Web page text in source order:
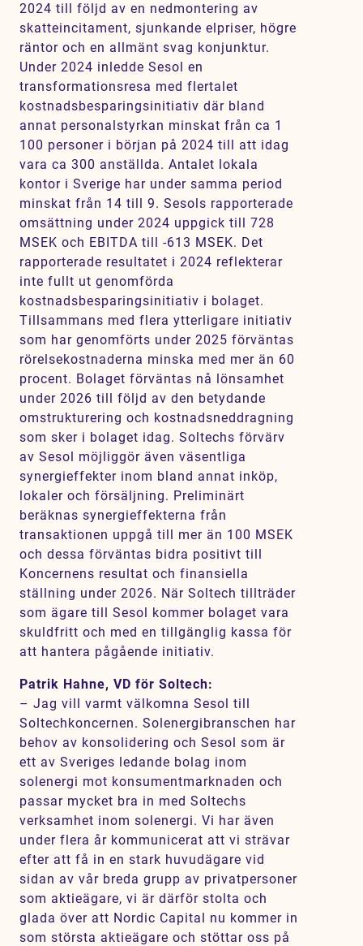
2024 till följd av en nedmontering av
skatteincitament, sjunkande elpriser, högre
räntor och en allmänt svag konjunktur.
Under 2024 inledde Sesol en
transformationsresa med flertalet
kostnadsbesparingsinitiativ där bland
annat personalstyrkan minskat från ca 1
100 personer i början på 2024 till att idag
vara ca 300 anställda. Antalet lokala
kontor i Sverige har under samma period
minskat från 14 till 9. Sesols rapporterade
omsättning under 2024 uppgick till 728
MSEK och EBITDA till -613 MSEK. Det
rapporterade resultatet i 2024 reflekterar
inte fullt ut genomförda
kostnadsbesparingsinitiativ i bolaget.
Tillsammans med flera ytterligare initiativ
som har genomförts under 2025 förväntas
rörelsekostnaderna minska med mer än 60
procent. Bolaget förväntas nå lönsamhet
under 2026 till följd av den betydande
omstrukturering och kostnadsneddragning
som sker i bolaget idag. Soltechs förvärv
av Sesol möjliggör även väsentliga
synergieffekter inom bland annat inköp,
lokaler och försäljning. Preliminärt
beräknas synergieffekterna från
transaktionen uppgå till mer än 100 MSEK
och dessa förväntas bidra positivt till
Koncernens resultat och finansiella
ställning under 2026. När Soltech tillträder
som ägare till Sesol kommer bolaget vara
skuldfritt och med en tillgänglig kassa för
att hantera pågående initiativ.
Patrik Hahne, VD för Soltech:
– Jag vill varmt välkomna Sesol till
Soltechkoncernen. Solenergibranschen har
behov av konsolidering och Sesol som är
ett av Sveriges ledande bolag inom
solenergi mot konsumentmarknaden och
passar mycket bra in med Soltechs
verksamhet inom solenergi. Vi har även
under flera år kommunicerat att vi strävar
efter att få in en stark huvudägare vid
sidan av vår breda grupp av privatpersoner
som aktieägare, vi är därför stolta och
glada över att Nordic Capital nu kommer in
som största aktieägare och stöttar oss på